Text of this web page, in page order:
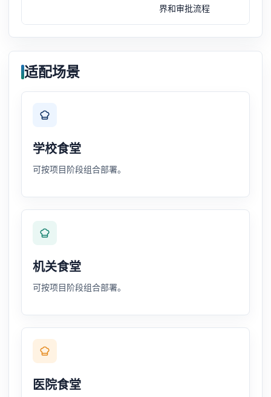
界和审批流程
适配场景
学校食堂
可按项目阶段组合部署。
机关食堂
可按项目阶段组合部署。
医院食堂